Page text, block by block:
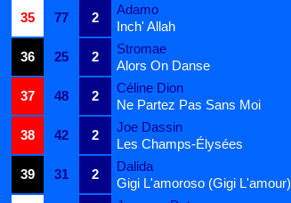
35
77 2
Adamo
Inch' Allah
36
25 2
Stromae
Alors On Danse
37
48 2
Céline Dion
Ne Partez Pas Sans Moi
38
42 2
Joe Dassin
Les Champs-Élysées
39
31 2
Dalida
Gigi L'amoroso (Gigi L'amour)